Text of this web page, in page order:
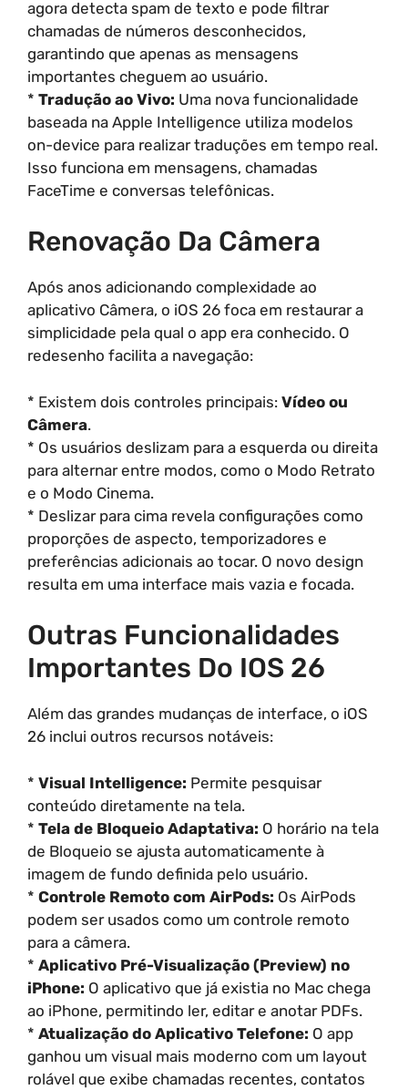
agora detecta spam de texto e pode filtrar
chamadas de números desconhecidos,
garantindo que apenas as mensagens
importantes cheguem ao usuário.
* Tradução ao Vivo: Uma nova funcionalidade
baseada na Apple Intelligence utiliza modelos
on-device para realizar traduções em tempo real.
Isso funciona em mensagens, chamadas
FaceTime e conversas telefônicas.
Renovação Da Câmera
Após anos adicionando complexidade ao
aplicativo Câmera, o iOS 26 foca em restaurar a
simplicidade pela qual o app era conhecido. O
redesenho facilita a navegação:
* Existem dois controles principais: Vídeo ou
Câmera.
* Os usuários deslizam para a esquerda ou direita
para alternar entre modos, como o Modo Retrato
e o Modo Cinema.
* Deslizar para cima revela configurações como
proporções de aspecto, temporizadores e
preferências adicionais ao tocar. O novo design
resulta em uma interface mais vazia e focada.
Outras Funcionalidades
Importantes Do IOS 26
Além das grandes mudanças de interface, o iOS
26 inclui outros recursos notáveis:
* Visual Intelligence: Permite pesquisar
conteúdo diretamente na tela.
* Tela de Bloqueio Adaptativa: O horário na tela
de Bloqueio se ajusta automaticamente à
imagem de fundo definida pelo usuário.
* Controle Remoto com AirPods: Os AirPods
podem ser usados como um controle remoto
para a câmera.
* Aplicativo Pré-Visualização (Preview) no
iPhone: O aplicativo que já existia no Mac chega
ao iPhone, permitindo ler, editar e anotar PDFs.
* Atualização do Aplicativo Telefone: O app
ganhou um visual mais moderno com um layout
rolável que exibe chamadas recentes, contatos